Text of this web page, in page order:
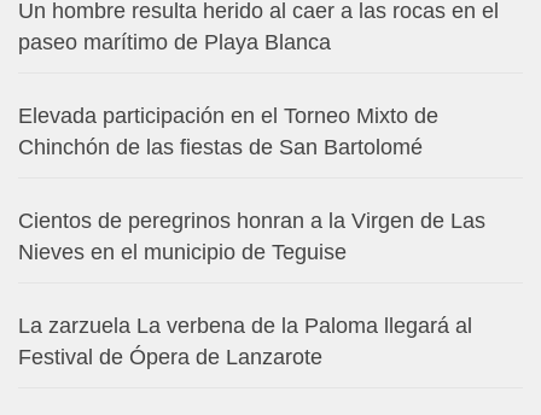
Un hombre resulta herido al caer a las rocas en el
paseo marítimo de Playa Blanca
Elevada participación en el Torneo Mixto de
Chinchón de las fiestas de San Bartolomé
Cientos de peregrinos honran a la Virgen de Las
Nieves en el municipio de Teguise
La zarzuela La verbena de la Paloma llegará al
Festival de Ópera de Lanzarote